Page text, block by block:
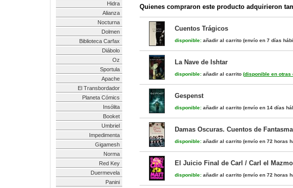
Hidra
Alianza
Nocturna
Dolmen
Biblioteca Carfax
Diábolo
Oz
Sportula
Apache
El Transbordador
Planeta Cómics
Insólita
Booket
Umbriel
Impedimenta
Gigamesh
Norma
Red Key
Duermevela
Panini
Quienes compraron este producto adquirieron
Cuentos Trágicos
disponible: añadir al carrito (envío en 7 días
La Nave de Ishtar
disponible: añadir al carrito (disponible en otras
Gespenst
disponible: añadir al carrito (envío en 14 días
Damas Oscuras. Cuentos de
disponible: añadir al carrito (envío en 72 horas
El Juicio Final de Carl / Carl el
disponible: añadir al carrito (envío en 72 horas